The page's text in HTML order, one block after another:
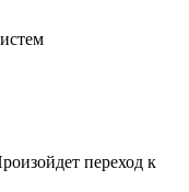
переход к